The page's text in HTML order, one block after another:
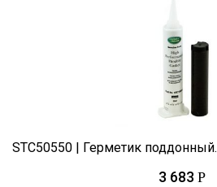
STC50550 | Герметик поддонный.
3 683 Р